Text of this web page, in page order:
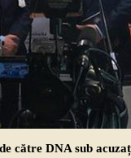
către DNA sub